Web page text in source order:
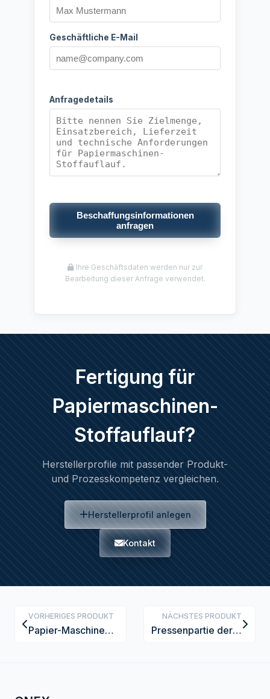
Geschäftliche E-Mail
Anfragedetails
Beschaffungsinformationen
anfragen
Ihre Geschäftsdaten werden nur zur
Bearbeitung dieser Anfrage verwendet.
Fertigung für
Papiermaschinen-
Stoffauflauf?
Herstellerprofile mit passender Produkt-
und Prozesskompetenz vergleichen.
Herstellerprofil anlegen
Kontakt
VORHERIGES PRODUKT
Papier-Maschinen-Wickelspule
NÄCHSTES PRODUKT
Pressenpartie der Papiermaschine